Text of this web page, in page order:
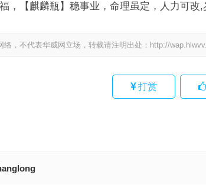
，【麒麟瓶】稳事业，命理虽定，人力可改,
络，不代表华威网立场，转载请注明出处： http://
打赏